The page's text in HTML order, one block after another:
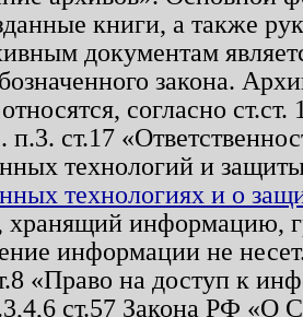
книги, а также
документам
закона.
согласно
п.3. ст.17
технологий и
технологиях и о
информацию,
информации не
«Право на доступ к
ст.57 Закона РФ «О